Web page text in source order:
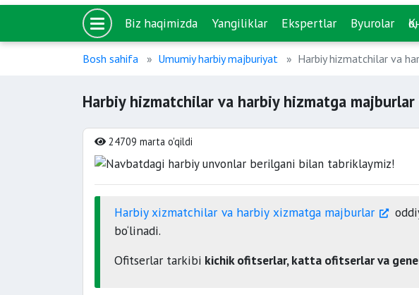
Biz haqimizda Yangiliklar Ekspertlar Byurolar
Bosh sahifa Umumiy harbiy majburiyat Harbiy hizmatchilar va
Harbiy hizmatchilar va harbiy hizmatga
24709 marta o'qildi
Harbiy xizmatchilar va harbiy xizmatga majburlar
bo‘linadi.
Ofitserlar tarkibi kichik ofitserlar, katta ofitserlar va